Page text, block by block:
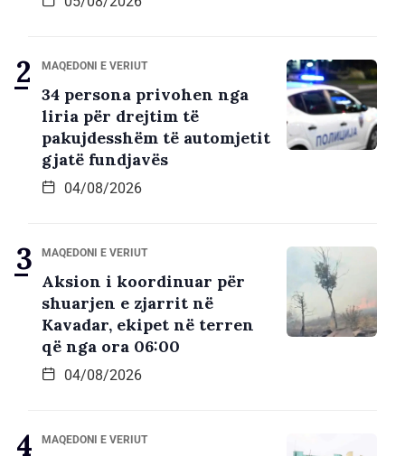
MAQEDONI E VERIUT
34 persona privohen nga
liria për drejtim të
pakujdesshëm të automjetit
gjatë fundjavës
04/08/2026
MAQEDONI E VERIUT
Aksion i koordinuar për
shuarjen e zjarrit në
Kavadar, ekipet në terren
që nga ora 06:00
04/08/2026
MAQEDONI E VERIUT